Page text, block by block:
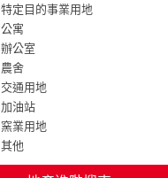
特定目的事業用地
公寓
辦公室
農舍
交通用地
加油站
窯業用地
其他